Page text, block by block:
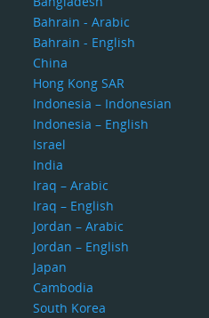
Bahrain - Arabic
Bahrain - English
China
Hong Kong SAR
Indonesia – Indonesian
Indonesia – English
Israel
India
Iraq – Arabic
Iraq – English
Jordan – Arabic
Jordan – English
Japan
Cambodia
South Korea